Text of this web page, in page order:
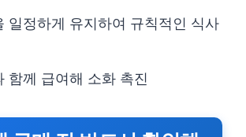
일정하게 유지하여 규칙적인 식사
함께 급여해 소화 촉진